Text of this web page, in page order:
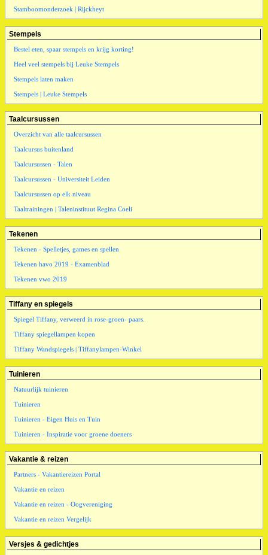
Stamboomonderzoek | Rijckheyt
Stempels
Bestel eten, spaar stempels en krijg korting!
Heel veel stempels bij Leuke Stempels
Stempels laten maken
Stempels | Leuke Stempels
Taalcursussen
Overzicht van alle taalcursussen
Taalcursus buitenland
Taalcursussen - Talen
Taalcursussen - Universiteit Leiden
Taalcursussen op elk niveau
Taaltrainingen | Taleninstituut Regina Coeli
Tekenen
Tekenen - Spelletjes, games en spellen
Tekenen havo 2019 - Examenblad
Tekenen vwo 2019
Tiffany en spiegels
Spiegel Tiffany, verweerd in rose-groen- paars.
Tiffany spiegellampen kopen
Tiffany Wandspiegels | Tiffanylampen-Winkel
Tuinieren
Natuurlijk tuinieren
Tuinieren
Tuinieren - Eigen Huis en Tuin
Tuinieren - Inspiratie voor groene doeners
Vakantie & reizen
Partners - Vakantiereizen Portal
Vakantie en reizen
Vakantie en reizen - Oogvereniging
Vakantie en reizen Vergelijk
Versjes & gedichtjes